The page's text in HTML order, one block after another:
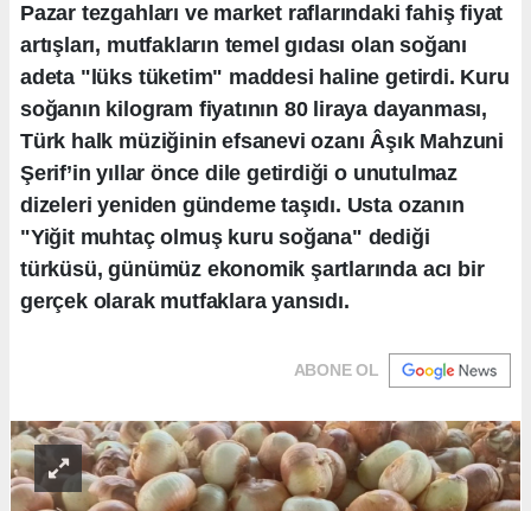
Pazar tezgahları ve market raflarındaki fahiş fiyat
artışları, mutfakların temel gıdası olan soğanı
adeta "lüks tüketim" maddesi haline getirdi. Kuru
soğanın kilogram fiyatının 80 liraya dayanması,
Türk halk müziğinin efsanevi ozanı Âşık Mahzuni
Şerif’in yıllar önce dile getirdiği o unutulmaz
dizeleri yeniden gündeme taşıdı. Usta ozanın
"Yiğit muhtaç olmuş kuru soğana" dediği
türküsü, günümüz ekonomik şartlarında acı bir
gerçek olarak mutfaklara yansıdı.
ABONE OL